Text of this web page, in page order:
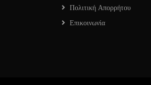
Πολιτική Απορρήτου
Επικοινωνία